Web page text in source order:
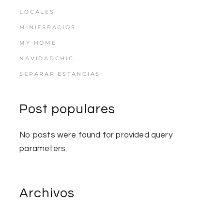
LOCALES
MINIESPACIOS
MY HOME
NAVIDADCHIC
SEPARAR ESTANCIAS
Post populares
No posts were found for provided query
parameters.
Archivos